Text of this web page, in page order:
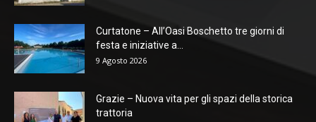
Curtatone – All’Oasi Boschetto tre giorni di
festa e iniziative a...
9 Agosto 2026
Grazie – Nuova vita per gli spazi della storica
trattoria